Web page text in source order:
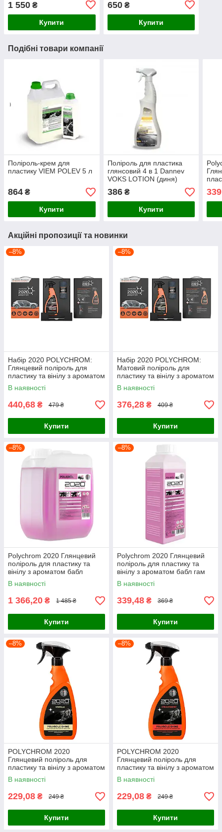
1 550 ₴
Купити
650₴
Купити
Подібні товари компанії
Поліроль-крем для
пластику VIEM POLEV 5 л
864 ₴
Купити
Поліроль для пластика
глянсовий 4 в 1 Dannev
VOKS LOTION (диня)
950мл тригер
386₴
Купити
Акційні пропозиції та новинки
–8%
Набір 2020 POLYCHROM:
Глянцевий поліроль для
пластику та вінілу з ароматом
ванілі “COCKPIT REINIGER”
500 мл+ мікрофібра
В наявності
440,68 ₴ 479 ₴
Купити
–8%
Набір 2020 POLYCHROM:
Матовий поліроль для
пластику та вінілу з ароматом
гуави “COCKPIT REINIGER”
500 мл+ мікрофібра
В наявності
376,28 ₴ 409 ₴
Купити
–8%
Polychrom 2020 Глянцевий
поліроль для пластику та
вінілу з ароматом бабл
гам"POLYROLE SHINE", 5л
В наявності
1 366,20 ₴ 1 485 ₴
Купити
–8%
Polychrom 2020 Глянцевий
поліроль для пластику та
вінілу з ароматом бабл гам
"POLYROLE SHINE" 1 л
В наявності
339,48 ₴ 369 ₴
Купити
–8%
POLYCHROM 2020
Глянцевий поліроль для
пластику та вінілу з ароматом
ванілі “POLYROLE SHINE”,
0,5 л
В наявності
229,08 ₴ 249 ₴
Купити
–8%
POLYCHROM 2020
Глянцевий поліроль для
пластику та вінілу з ароматом
полуниці “POLYROLE SHINE”,
0,5 л
В наявності
229,08 ₴ 249 ₴
Купити